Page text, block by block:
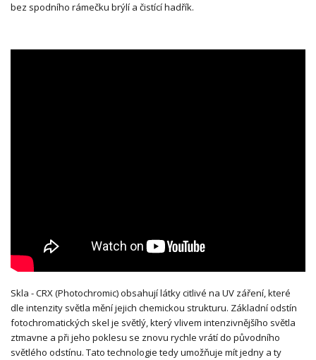
bez spodního rámečku brýlí a čistící hadřík.
Skla - CRX (Photochromic) obsahují látky citlivé na UV záření, které
dle intenzity světla mění jejich chemickou strukturu. Základní odstín
fotochromatických skel je světlý, který vlivem intenzivnějšího světla
ztmavne a při jeho poklesu se znovu rychle vrátí do původního
světlého odstínu. Tato technologie tedy umožňuje mít jedny a ty